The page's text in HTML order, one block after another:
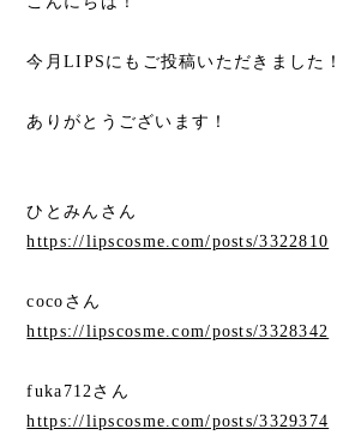
今月LIPSにもご投稿いただきました！
ありがとうございます！
ひとみんさん
https://lipscosme.com/posts/3322810
cocoさん
https://lipscosme.com/posts/3328342
fuka712さん
https://lipscosme.com/posts/3329374